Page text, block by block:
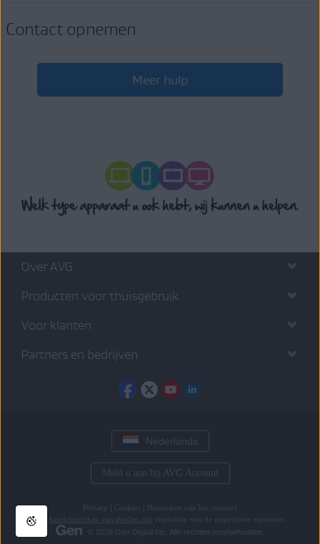
Contact opnemen
Meer hulp
Over AVG
Producten voor thuisgebruik
Voor klanten
Partners en bedrijven
Nederlands
Meld u aan bij AVG Account
Privacy Cookies
Herroepen van het contract
Alle
handelsmerken van derden zijn
eigendom van de respectieve eigenaren.
© 2026 Gen Digital Inc. Alle rechten voorbehouden.